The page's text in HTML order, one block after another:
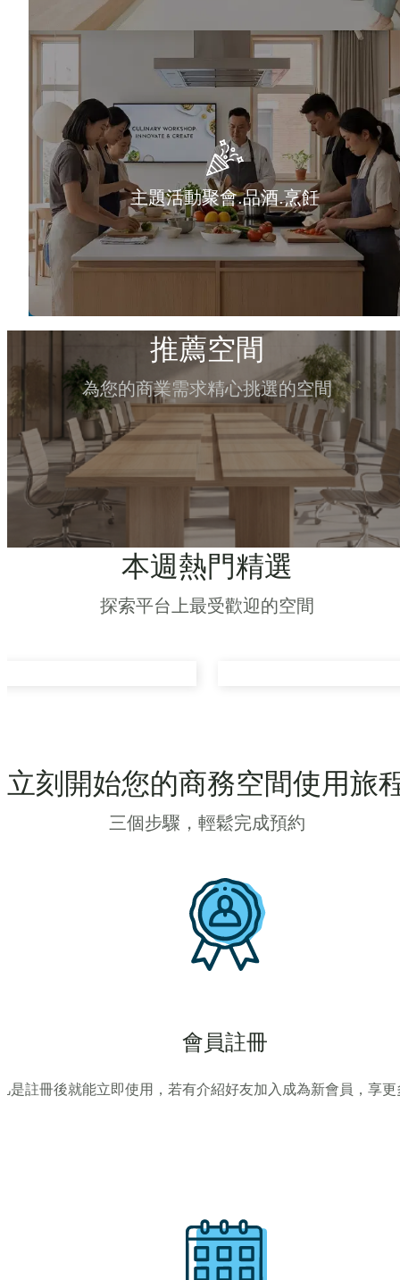
主題活動聚會.品酒.烹飪
推薦空間
為您的商業需求精心挑選的空間
本週熱門精選
探索平台上最受歡迎的空間
立刻開始您的商務空間使用旅
三個步驟，輕鬆完成預約
會員註冊
是註冊後就能立即使用，若有介紹好友加入成為新會員，享更